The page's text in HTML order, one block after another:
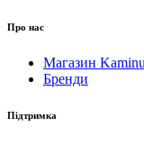
Про нас
Магазин Kaminu
Бренди
Підтримка